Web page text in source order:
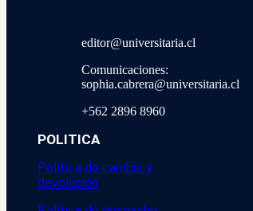
editor@universitaria.cl
Comunicaciones:
sophia.cabrera@universitaria.cl
+562 2896 8960
POLITICA
Política de cambio y
devolución